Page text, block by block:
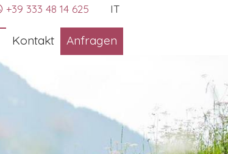
+39 333 48 14 625 IT
Kontakt Anfragen